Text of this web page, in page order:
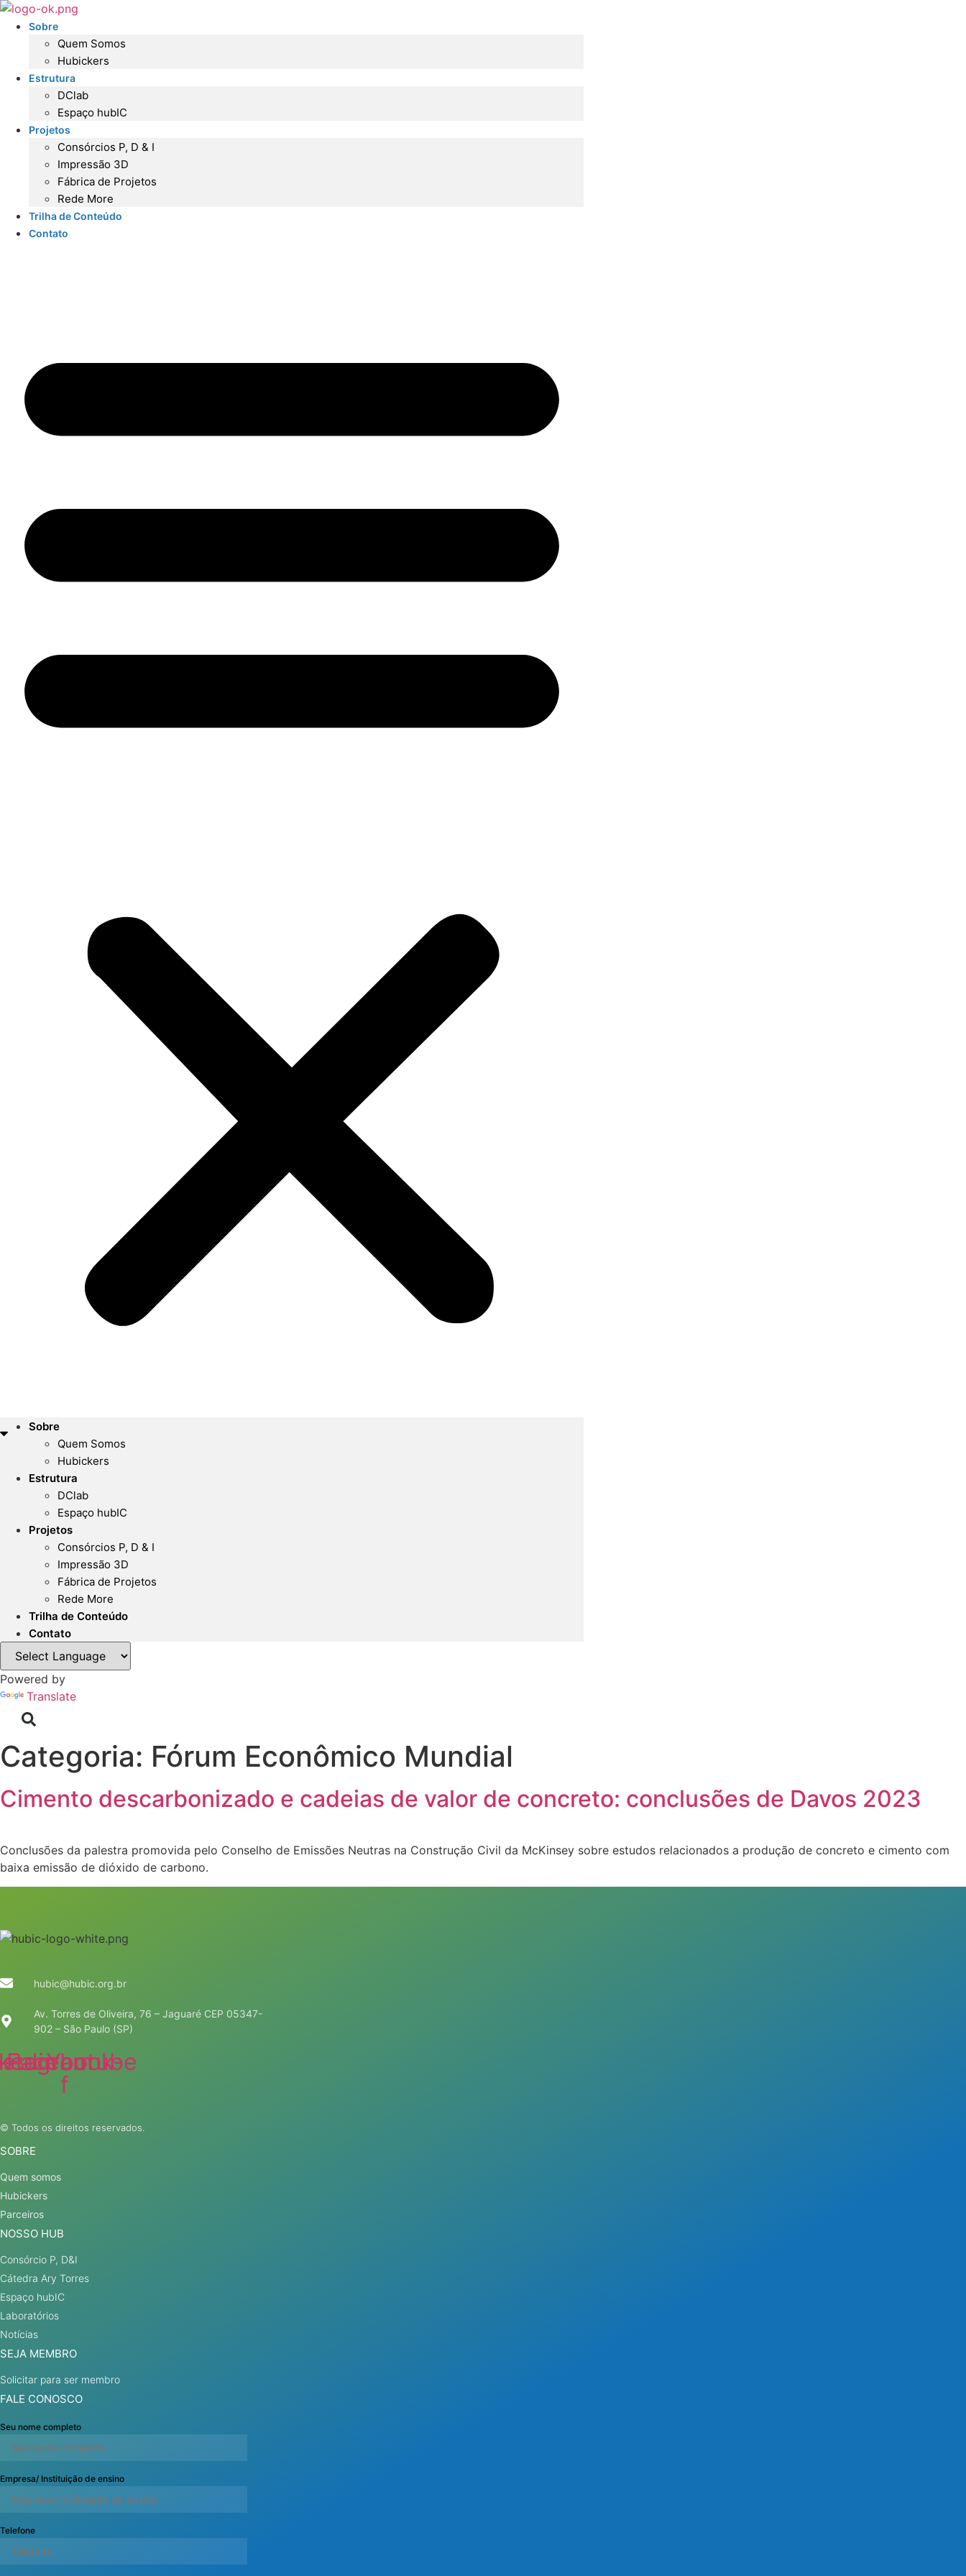
Ir
para
conteúdo
Sobre
Quem Somos
Hubickers
Estrutura
DClab
Espaço hubIC
Projetos
Consórcios P, D & I
Impressão 3D
Fábrica de Projetos
Rede More
Trilha de Conteúdo
Contato
Sobre
Quem Somos
Hubickers
Estrutura
DClab
Espaço hubIC
Projetos
Consórcios P, D & I
Impressão 3D
Fábrica de Projetos
Rede More
Trilha de Conteúdo
Contato
Powered by
Translate
Categoria: Fórum Econômico Mundial
Cimento descarbonizado e cadeias de valor de concreto: conclusões de Davos 2023
Conclusões da palestra promovida pelo Conselho de Emissões Neutras na Construção Civil da McKinsey sobre estudos relacionados a produção de concreto e cimento com
baixa emissão de dióxido de carbono.
hubic@hubic.org.br
Av. Torres de Oliveira, 76 – Jaguaré CEP 05347-
902 – São Paulo (SP)
Facebook-
f
Youtube
© Todos os direitos reservados.
SOBRE
Quem somos
Hubickers
Parceiros
NOSSO HUB
Consórcio P, D&I
Cátedra Ary Torres
Espaço hubIC
Laboratórios
Notícias
SEJA MEMBRO
Solicitar para ser membro
FALE CONOSCO
Seu nome completo
Empresa/ Instituição de ensino
Telefone